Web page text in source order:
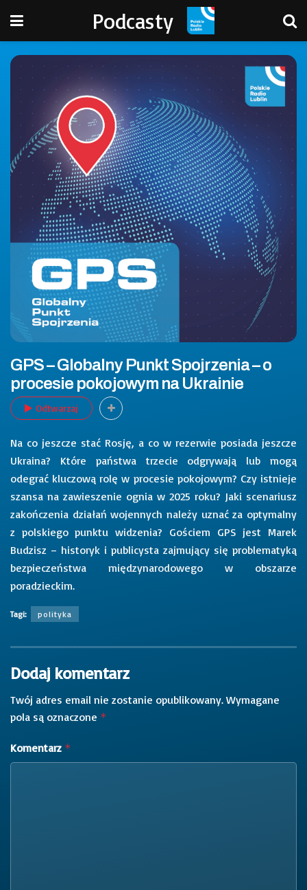
Podcasty
GPS – Globalny Punkt Spojrzenia – o
procesie pokojowym na Ukrainie
Odtwarzaj
Na co jeszcze stać Rosję, a co w rezerwie posiada jeszcze
Ukraina? Które państwa trzecie odgrywają lub mogą
odegrać kluczową rolę w procesie pokojowym? Czy istnieje
szansa na zawieszenie ognia w 2025 roku? Jaki scenariusz
zakończenia działań wojennych należy uznać za optymalny
z polskiego punktu widzenia? Gościem GPS jest Marek
Budzisz – historyk i publicysta zajmujący się problematyką
bezpieczeństwa międzynarodowego w obszarze
poradzieckim.
Tagi: polityka
Dodaj komentarz
Twój adres email nie zostanie opublikowany. Wymagane
pola są oznaczone *
Komentarz *